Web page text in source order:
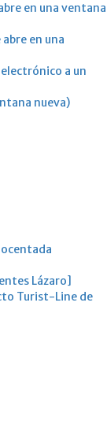
en una ventana
en una
a un
nueva)
Lázaro]
Turist-Line de